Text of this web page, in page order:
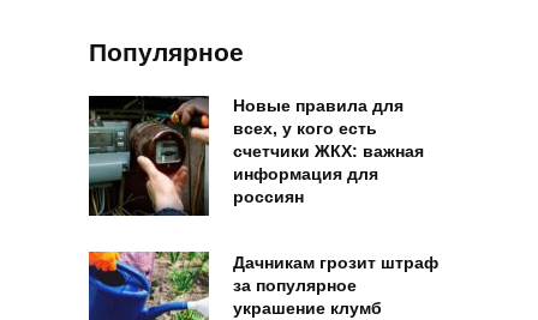
Популярное
Новые правила для
всех, у кого есть
счетчики ЖКХ: важная
информация для
россиян
Дачникам грозит штраф
за популярное
украшение клумб